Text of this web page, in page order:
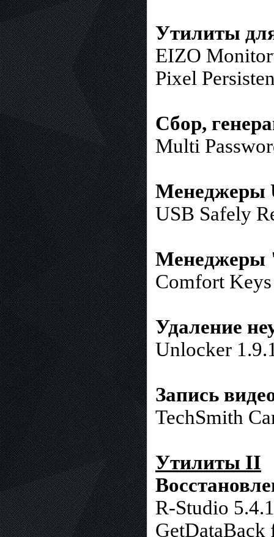
Утилиты
EIZO
Pixel
Сбор,
Multi
Менеджеры
USB Safely
Менеджеры
Comfort
Удаление
Unlocker
Запись
TechSmith
Утилиты II
R-Studio
GetDataBack